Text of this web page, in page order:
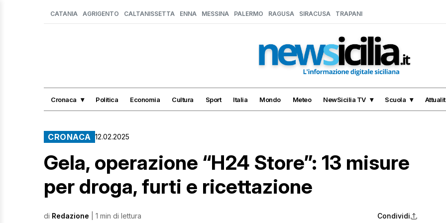
CATANIA AGRIGENTO CALTANISSETTA ENNA MESSINA PALERMO RAGUSA SIRACUSA TRAPANI
Cronaca Politica Economia Cultura Sport Italia Mondo Meteo NewSicilia TV Scuola
CRONACA 12.02.2025
Gela, operazione “H24 Store”: 13 misure
per droga, furti e ricettazione
di Redazione | 1 min di lettura Condividi